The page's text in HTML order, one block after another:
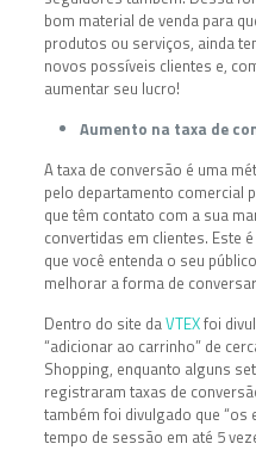
bom material de venda para
produtos ou serviços, ainda
novos possíveis clientes e,
aumentar seu lucro!
Aumento na taxa de
A taxa de conversão é uma
pelo departamento comercial
que têm contato com a sua
convertidas em clientes. Este
que você entenda o seu
melhorar a forma de
Dentro do site daVTEXfoi
“adicionar ao carrinho” de
Shopping, enquanto alguns
registraram taxas de
também foi divulgado que “os
tempo de sessão em até 5